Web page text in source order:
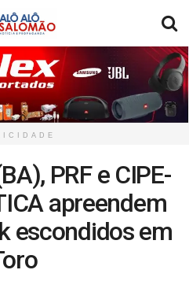
PRF e CIPE-
apreendem
escondidos em